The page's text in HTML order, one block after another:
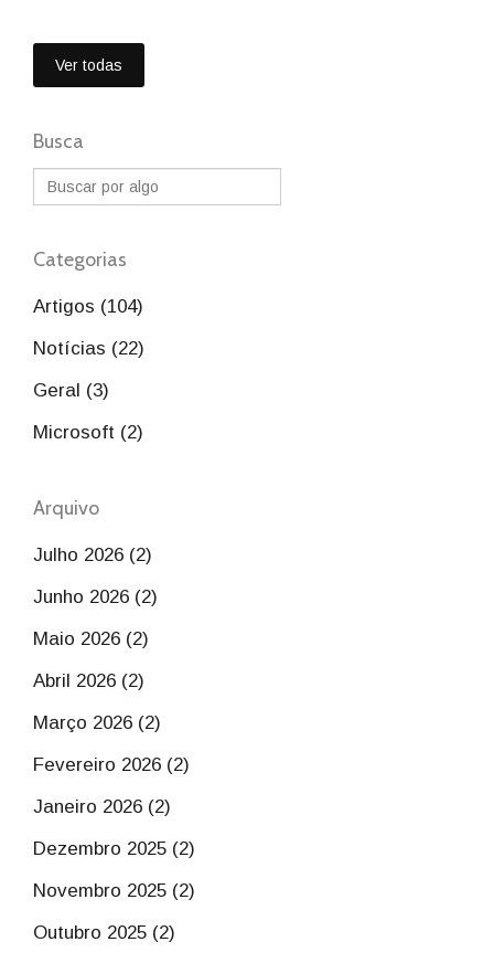
Ver todas
Busca
Categorias
Artigos (104)
Notícias (22)
Geral (3)
Microsoft (2)
Arquivo
Julho 2026 (2)
Junho 2026 (2)
Maio 2026 (2)
Abril 2026 (2)
Março 2026 (2)
Fevereiro 2026 (2)
Janeiro 2026 (2)
Dezembro 2025 (2)
Novembro 2025 (2)
Outubro 2025 (2)